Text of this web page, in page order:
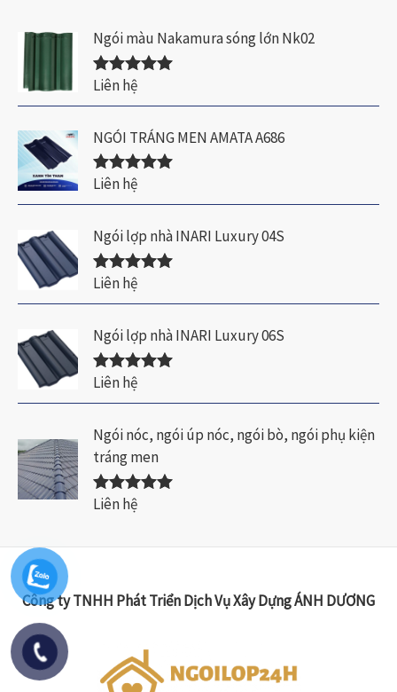
a
Ngói màu Nakamura sóng lớn Nk02
Được xếp
Liên hệ
NGÓI TRÁNG MEN AMATA A686
Được xếp
Liên hệ
Ngói lợp nhà INARI Luxury 04S
Được xếp
Liên hệ
Ngói lợp nhà INARI Luxury 06S
Được xếp
Liên hệ
Ngói nóc, ngói úp nóc, ngói bò, ngói phụ kiện
tráng men
Được xếp
Liên hệ
Công ty TNHH Phát Triển Dịch Vụ Xây Dựng ÁNH DƯƠNG